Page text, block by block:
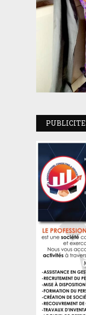
PUBLICITE